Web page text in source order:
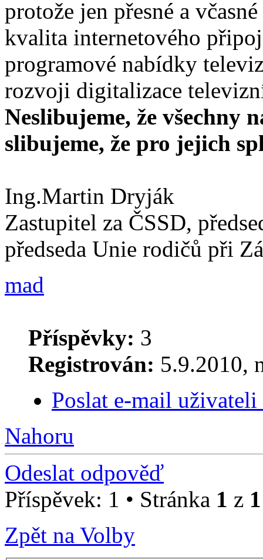
protože jen přesné a
kvalita internetového
programové nabídky
rozvoji digitalizace
Neslibujeme, že všechny
slibujeme, že pro jejich
Ing.Martin Dryják
Zastupitel za ČSSD,
předseda Unie rodičů při
mad
Příspěvky: 3
Registrován: 5.9.2010,
Poslat e-mail uživateli
Nahoru
Odeslat odpověď
Příspěvek: 1 • Stránka 1 z 1
Zpět na Volby